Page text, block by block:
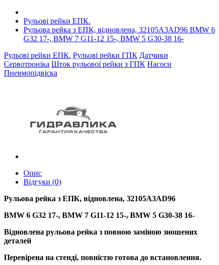
Рульові рейки ЕПК.
Рульова рейка з ЕПК, відновлена, 32105A3AD96 BMW 6
G32 17-, BMW 7 G11-12 15-, BMW 5 G30-38 16-
Рульові рейки ЕПК. Рульові рейки ГПК Датчики
Сервотроніка Шток рульової рейки з ГПК Насоси
Пневмопідвіска
Опис
Відгуки (0)
Рульова рейка з ЕПК, відновлена, 32105A3AD96
BMW 6 G32 17-, BMW 7 G11-12 15-, BMW 5 G30-38 16-
Відновлена рульова рейка з повною заміною зношених
деталей
Перевірена на стенді, повністю готова до встановлення.